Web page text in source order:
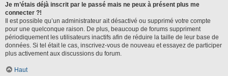
Je m’étais déjà inscrit par le passé mais ne peux à présent plus me
connecter ?!
Il est possible qu’un administrateur ait désactivé ou supprimé votre compte
pour une quelconque raison. De plus, beaucoup de forums suppriment
périodiquement les utilisateurs inactifs afin de réduire la taille de leur base de
données. Si tel était le cas, inscrivez-vous de nouveau et essayez de participer
plus activement aux discussions du forum.
Haut